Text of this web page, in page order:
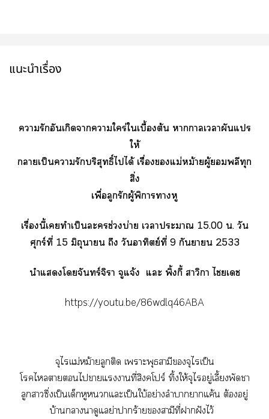
แนะนำเรื่อง
ารักอันเกิดาาใคร่ใเบื้องต้น าาเาผันแปร
ให้
าเป็นารักบริสุทธิ์ไได้ เรื่องแม่หม้ายผู้พลีทุก
สิ่ง
เพื่อลูกรักผู้พิการาหู
เรื่องนี้เทำเป็นะช่วงบ่าย เาะา 15.00 น. วัน
ศุกร์ที่ 15 มิถุนายน ถึง วันอาทิตย์ที่ 9 กันยายน 2533
นำแโจันทร์จิา จูแจ้ง แะ พิ้งกี้ สาวิกา ไเ
https://youtu.be/86wdlq46ABA
จุไรแม่หม้ายลูกติด เาะพุธสามีจุไรเป็น
โไาไาแาที่สิงคโปร์ ทิ้งให้จุไรอยู่เลี้ยงพัดชา
ลูกาซึ่งเป็นเด็กหูหนวกแะเป็นใบ้อย่างลำบากาแค้น ต้องอยู่
บ้านานาดูแย่าาร้ายสามีที่าฝังไว้